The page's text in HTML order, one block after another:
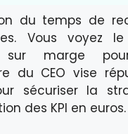
du temps de
Vous voyez
marge
du CEO vise
sécuriser la
des KPI en euros.